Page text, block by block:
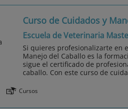
Curso de Cuidados y
Escuela de Veterinaria
Si quieres profesionalizarte en
Manejo del Caballo es la
sigue el certificado de
caballo. Con este curso de
Cursos